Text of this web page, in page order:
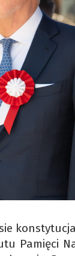
Pamięci